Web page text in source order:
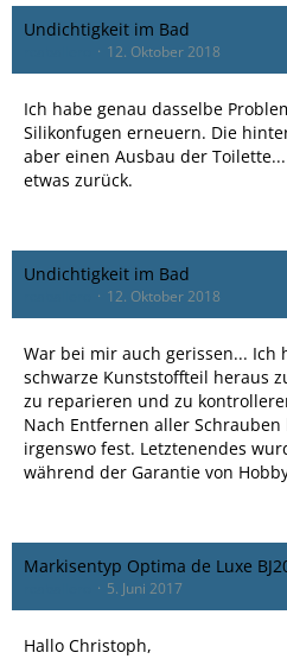
Undichtigkeit im Bad
12. Oktober 2018
Ich habe genau dasselbe
Silikonfugen erneuern. Die
aber einen Ausbau der
etwas zurück.
Undichtigkeit im Bad
12. Oktober 2018
War bei mir auch gerissen... Ich
schwarze Kunststoffteil heraus
zu reparieren und zu
Nach Entfernen aller
irgenswo fest. Letztenendes
während der Garantie von
Markisentyp Optima de Luxe
5. Juni 2017
Hallo Christoph,